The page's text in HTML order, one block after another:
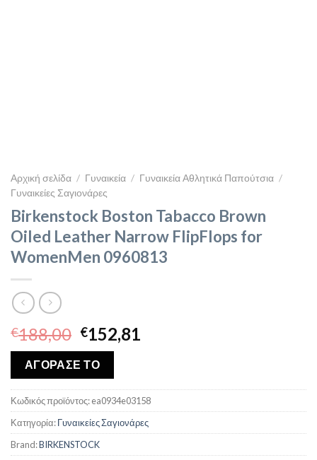
Αρχική σελίδα / Γυναικεία / Γυναικεία Αθλητικά Παπούτσια /
Γυναικείες Σαγιονάρες
Birkenstock Boston Tabacco Brown
Oiled Leather Narrow FlipFlops for
WomenMen 0960813
€188,00 Original
price
was:
€188,00.
€152,81
€152,81.
ΑΓΟΡΑΣΕ ΤΟ
Κωδικός προϊόντος:ea0934e03158
Κατηγορία:Γυναικείες Σαγιονάρες
Brand:BIRKENSTOCK